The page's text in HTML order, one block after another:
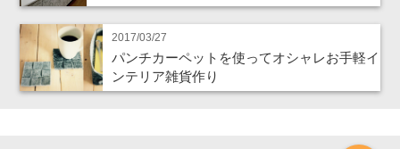
2017/03/27
パンチカーペットを使ってオシャレお手軽イ
ンテリア雑貨作り